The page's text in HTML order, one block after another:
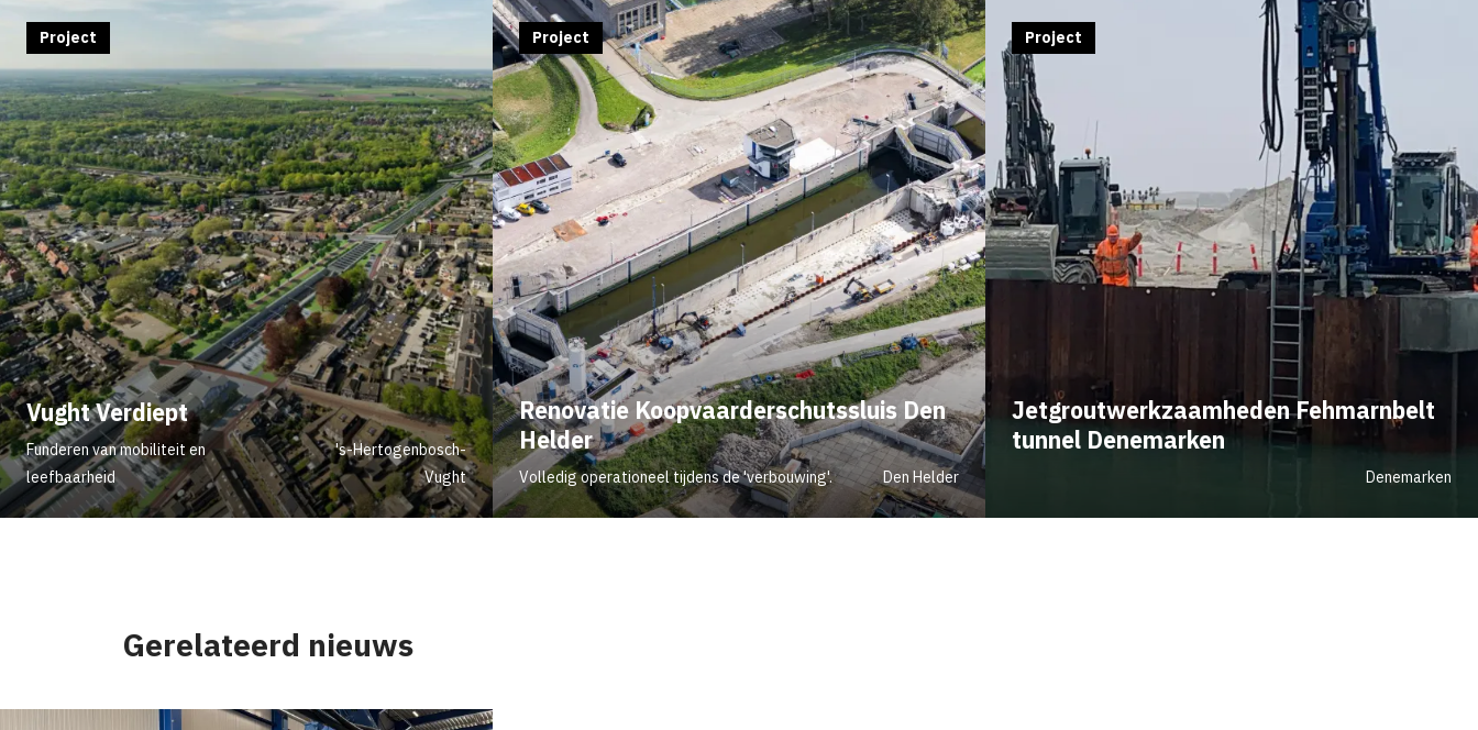
Vught Verdiept
Project
Funderen van mobiliteit en
leefbaarheid
's-Hertogenbosch-
Vught
Renovatie Koopvaarderschutssluis Den
Helder
Project
Volledig operationeel tijdens de 'verbouwing'. Den Helder
Jetgroutwerkzaamheden Fehmarnbelt
tunnel Denemarken
Project
Denemarken
Gerelateerd nieuws